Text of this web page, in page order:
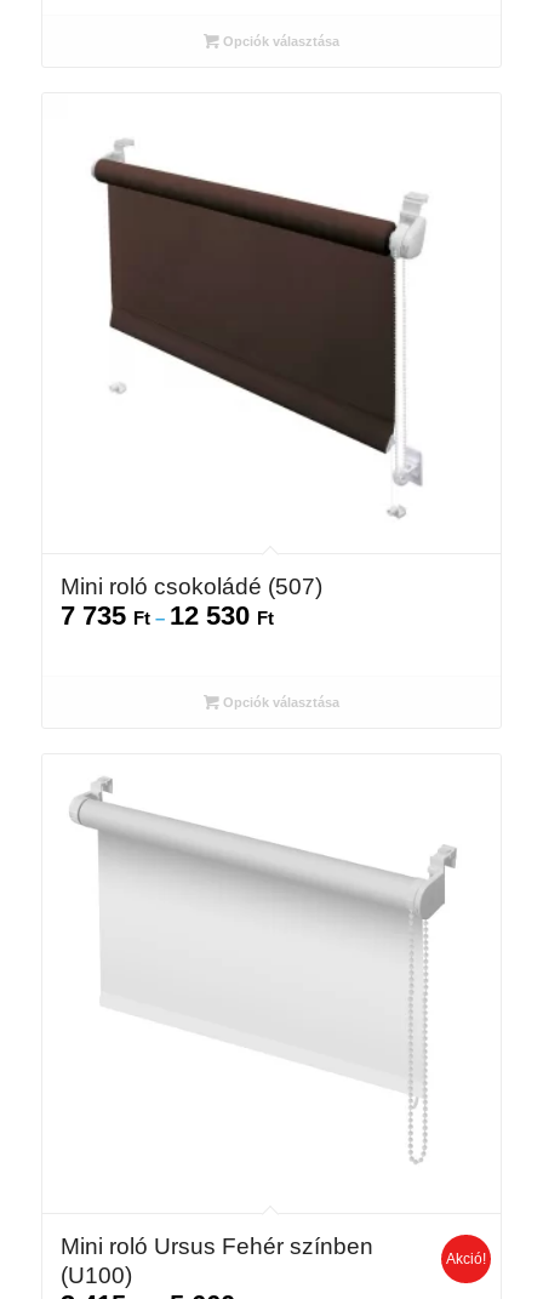
-
Opciók választása
Mini roló csokoládé (507)
7 735 Ft – 12 530 FtÁrtartomány:
-
Opciók választása
Mini roló Ursus Fehér színben
(U100)
Akció!